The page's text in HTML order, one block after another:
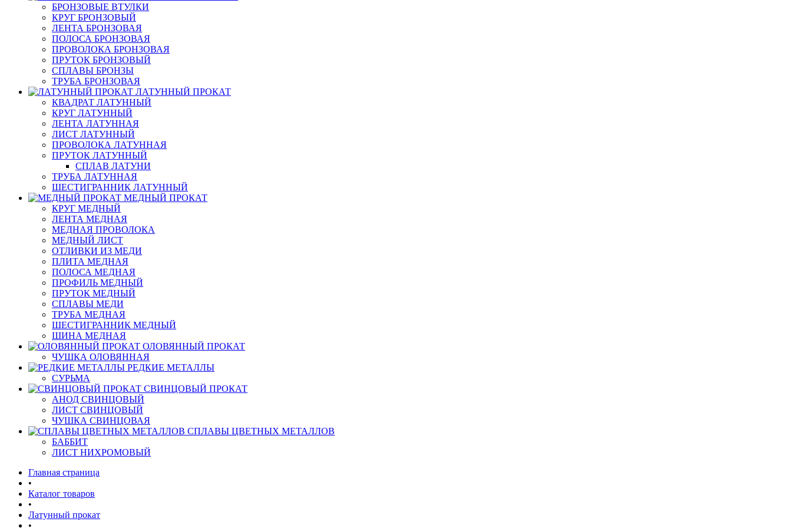
БРОНЗОВЫЕ ВТУЛКИ
КРУГ БРОНЗОВЫЙ
ЛЕНТА БРОНЗОВАЯ
ПОЛОСА БРОНЗОВАЯ
ПРОВОЛОКА БРОНЗОВАЯ
ПРУТОК БРОНЗОВЫЙ
СПЛАВЫ БРОНЗЫ
ТРУБА БРОНЗОВАЯ
ЛАТУННЫЙ ПРОКАТ
КВАДРАТ ЛАТУННЫЙ
КРУГ ЛАТУННЫЙ
ЛЕНТА ЛАТУННАЯ
ЛИСТ ЛАТУННЫЙ
ПРОВОЛОКА ЛАТУННАЯ
ПРУТОК ЛАТУННЫЙ
СПЛАВ ЛАТУНИ
ТРУБА ЛАТУННАЯ
ШЕСТИГРАННИК ЛАТУННЫЙ
МЕДНЫЙ ПРОКАТ
КРУГ МЕДНЫЙ
ЛЕНТА МЕДНАЯ
МЕДНАЯ ПРОВОЛОКА
МЕДНЫЙ ЛИСТ
ОТЛИВКИ ИЗ МЕДИ
ПЛИТА МЕДНАЯ
ПОЛОСА МЕДНАЯ
ПРОФИЛЬ МЕДНЫЙ
ПРУТОК МЕДНЫЙ
СПЛАВЫ МЕДИ
ТРУБА МЕДНАЯ
ШЕСТИГРАННИК МЕДНЫЙ
ШИНА МЕДНАЯ
ОЛОВЯННЫЙ ПРОКАТ
ЧУШКА ОЛОВЯННАЯ
РЕДКИЕ МЕТАЛЛЫ
СУРЬМА
СВИНЦОВЫЙ ПРОКАТ
АНОД СВИНЦОВЫЙ
ЛИСТ СВИНЦОВЫЙ
ЧУШКА СВИНЦОВАЯ
СПЛАВЫ ЦВЕТНЫХ МЕТАЛЛОВ
БАББИТ
ЛИСТ НИХРОМОВЫЙ
Главная страница
•
Каталог товаров
•
Латунный прокат
•